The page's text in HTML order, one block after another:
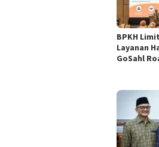
BPKH
Layanan
GoSahl